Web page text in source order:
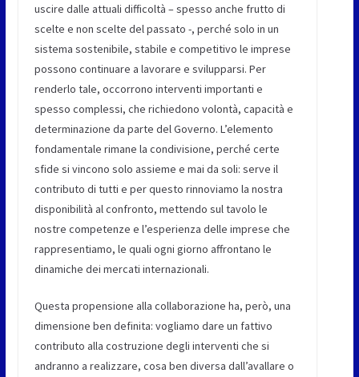
uscire dalle attuali difficoltà – spesso anche frutto di
scelte e non scelte del passato -, perché solo in un
sistema sostenibile, stabile e competitivo le imprese
possono continuare a lavorare e svilupparsi. Per
renderlo tale, occorrono interventi importanti e
spesso complessi, che richiedono volontà, capacità e
determinazione da parte del Governo. L’elemento
fondamentale rimane la condivisione, perché certe
sfide si vincono solo assieme e mai da soli: serve il
contributo di tutti e per questo rinnoviamo la nostra
disponibilità al confronto, mettendo sul tavolo le
nostre competenze e l’esperienza delle imprese che
rappresentiamo, le quali ogni giorno affrontano le
dinamiche dei mercati internazionali.
Questa propensione alla collaborazione ha, però, una
dimensione ben definita: vogliamo dare un fattivo
contributo alla costruzione degli interventi che si
andranno a realizzare, cosa ben diversa dall’avallare o